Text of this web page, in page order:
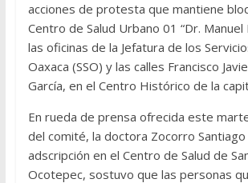
acciones de protesta que mantiene
Centro de Salud Urbano 01 “Dr. Manuel
las oficinas de la Jefatura de los
Oaxaca (SSO) y las calles Francisco
García, en el Centro Histórico de la
En rueda de prensa ofrecida este
del comité, la doctora Zocorro Santiago
adscripción en el Centro de Salud de
Ocotepec, sostuvo que las personas